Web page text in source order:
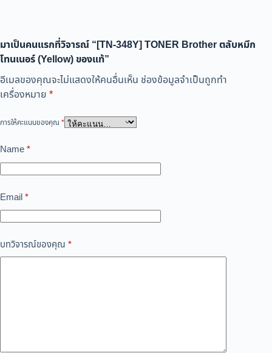
มาเป็นคนแรกที่วิจารณ์ “[TN-348Y] TONER Brother ตลับหมึก
โทนเนอร์ (Yellow) ของแท้”
อีเมลของคุณจะไม่แสดงให้คนอื่นเห็น ช่องข้อมูลจำเป็นถูกทำ
เครื่องหมาย *
การให้คะแนนของคุณ *
Name*
Email*
บทวิจารณ์ของคุณ *